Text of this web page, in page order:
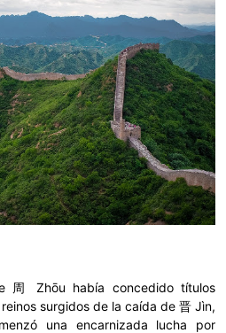
周 Zhōu había concedido títulos
surgidos de la caída de 晋 Jìn,
una encarnizada lucha por